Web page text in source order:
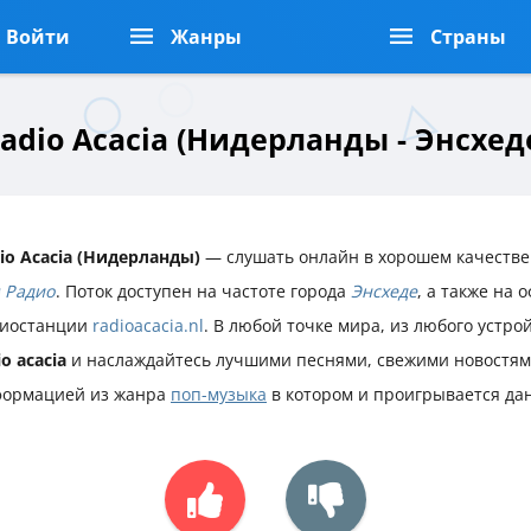
Войти Жанры Страны
Acacia (Нидерланды -
Acacia (Нидерланды) — слушать онлайн в хорошем качестве
Радио. Поток доступен на частоте города Энсхеде, а также на
radioacacia.nl. В любой точке мира, из любого
acacia и наслаждайтесь лучшими песнями, свежими
из жанра поп-музыка в котором и проигрывается